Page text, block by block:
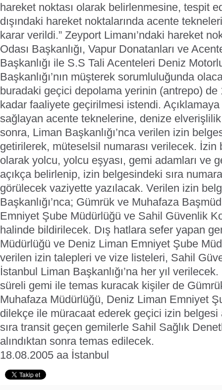
hareket noktası olarak belirlenmesine, tespit
dışındaki hareket noktalarında acente
karar verildi.” Zeyport Limanı’ndaki hareket
Odası Başkanlığı, Vapur Donatanları ve
Başkanlığı ile S.S Tali Acenteleri Deniz
Başkanlığı’nın müşterek sorumluluğunda
buradaki geçici depolama yerinin (antrepo)
kadar faaliyete geçirilmesi istendi. Açıklamaya
sağlayan acente teknelerine, denize elverişlilik
sonra, Liman Başkanlığı’nca verilen izin
getirilerek, müteselsil numarası verilecek.
olarak yolcu, yolcu eşyası, gemi adamları ve
açıkça belirlenip, izin belgesindeki sıra
görülecek vaziyette yazılacak. Verilen izin
Başkanlığı’nca; Gümrük ve Muhafaza
Emniyet Şube Müdürlüğü ve Sahil Güvenlik
halinde bildirilecek. Dış hatlara sefer yapan
Müdürlüğü ve Deniz Liman Emniyet Şube
verilen izin talepleri ve vize listeleri, Sahil
İstanbul Liman Başkanlığı’na her yıl
süreli gemi ile temas kuracak kişiler de
Muhafaza Müdürlüğü, Deniz Liman Emniyet
dilekçe ile müracaat ederek geçici izin belgesi
sıra transit geçen gemilerle Sahil Sağlık
alındıktan sonra temas edilecek.
18.08.2005 aa İstanbul